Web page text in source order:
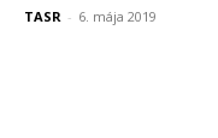
TASR - 6. mája 2019